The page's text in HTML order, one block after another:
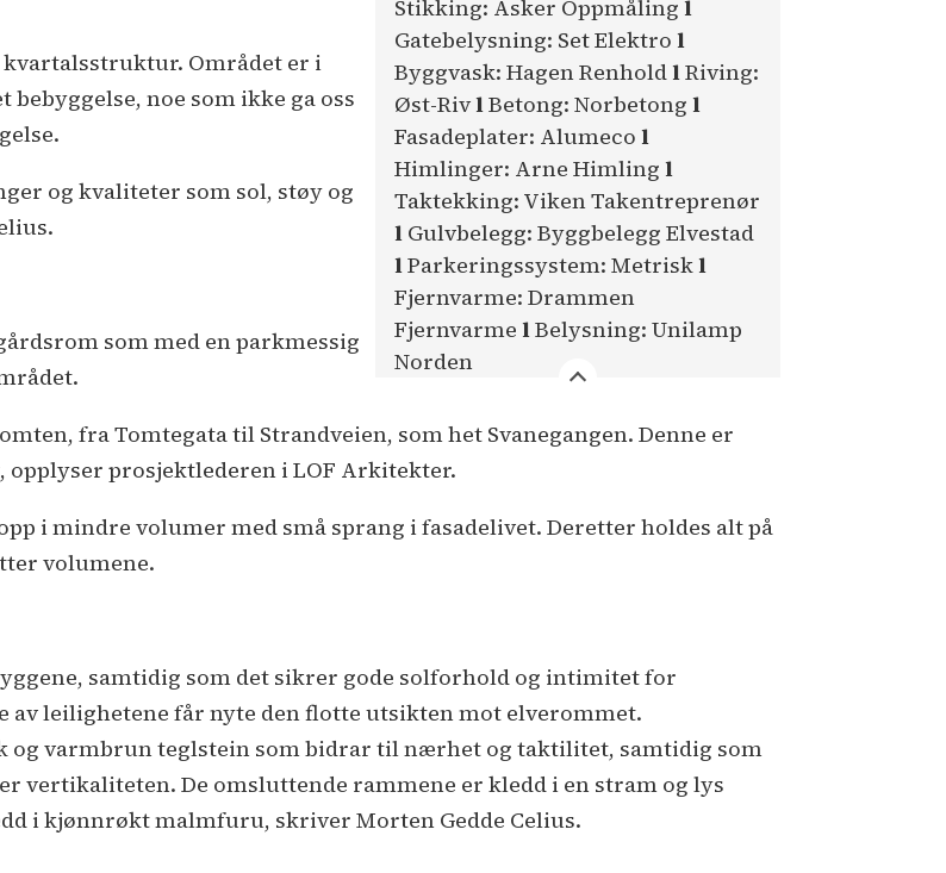
Stikking: Asker Oppmåling l
Gatebelysning: Set Elektro l
Byggvask: Hagen RenholdlRiving:
Øst-RivlBetong: Norbetong l
Fasadeplater: Alumeco l
Himlinger: Arne Himling l
Taktekking: Viken Takentreprenør
lGulvbelegg: Byggbelegg Elvestad
lParkeringssystem: Metriskl
Fjernvarme: Drammen
Fjernvarme lBelysning: Unilamp
Norden
Området er i
noe som ikke ga oss
og kvaliteter som sol, støy og
som med en parkmessig
fra Tomtegata til Strandveien, som het Svanegangen. Denne er
prosjektlederen i LOF Arkitekter.
i mindre volumer med små sprang i fasadelivet. Deretter holdes alt på
volumene.
samtidig som det sikrer gode solforhold og intimitet for
av leilighetene får nyte den flotte utsikten mot elverommet.
og varmbrun teglstein som bidrar til nærhet og taktilitet, samtidig som
vertikaliteten. De omsluttende rammene er kledd i en stram og lys
i kjønnrøkt malmfuru, skriver Morten Gedde Celius.